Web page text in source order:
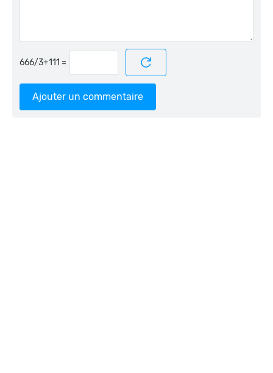
=
Ajouter un commentaire